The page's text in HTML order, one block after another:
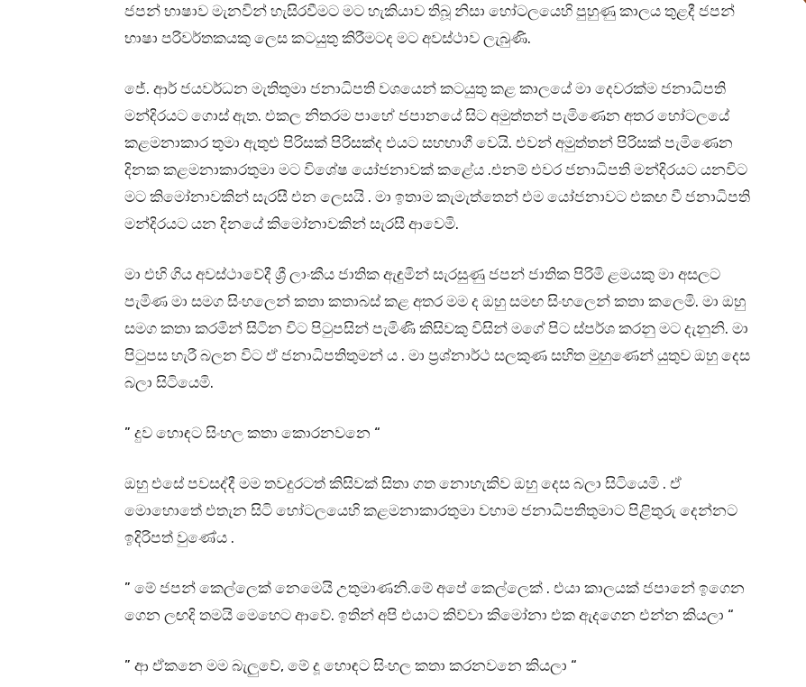
ජපන් භාෂාව මැනවින් හැසිරවීමට මට හැකියාව තිබූ නිසා හෝටලයෙහි පුහුණු කාලය තුළදී ජපන්
භාෂා පරිවර්තකයකු ලෙස කටයුතු කිරීමටද මට අවස්ථාව ලැබුණි.
ජේ. ආර් ජයවර්ධන මැතිතුමා ජනාධිපති වශයෙන් කටයුතු කළ කාලයේ මා දෙවරක්ම ජනාධිපති
මන්දිරයට ගොස් ඇත. එකල නිතරම පාහේ ජපානයේ සිට අමුත්තන් පැමිණෙන අතර හෝටලයේ
කළමනාකාර තුමා ඇතුළු පිරිසක් පිරිසක්ද එයට සහභාගී වෙයි. එවන් අමුත්තන් පිරිසක් පැමිණෙන
දිනක කළමනාකාරතුමා මට විශේෂ යෝජනාවක් කළේය .එනම් එවර ජනාධිපති මන්දිරයට යනවිට
මට කිමෝනාවකින් සැරසී එන ලෙසයි . මා ඉතාම කැමැත්තෙන් එම යෝජනාවට එකඟ වී ජනාධිපති
මන්දිරයට යන දිනයේ කිමෝනාවකින් සැරසී ආවෙමි.
මා එහි ගිය අවස්ථාවේදී ශ්‍රී ලාංකීය ජාතික ඇඳුමින් සැරසුණු ජපන් ජාතික පිරිමි ළමයකු මා අසලට
පැමිණ මා සමග සිංහලෙන් කතා කතාබස් කළ අතර මම ද ඔහු සමඟ සිංහලෙන් කතා කලෙමි. මා ඔහු
සමග කතා කරමින් සිටින විට පිටුපසින් පැමිණි කිසිවකු විසින් මගේ පිට ස්පර්ශ කරනු මට දැනුනි. මා
පිටුපස හැරී බලන විට ඒ ජනාධිපතිතුමන් ය . මා ප්‍රශ්නාර්ථ සලකුණ සහිත මුහුණෙන් යුතුව ඔහු දෙස
බලා සිටියෙමි.
” දුව හොඳට සිංහල කතා කොරනවනෙ “
ඔහු එසේ පවසද්දී මම තවදුරටත් කිසිවක් සිතා ගත නොහැකිව ඔහු දෙස බලා සිටියෙමි . ඒ
මොහොතේ එතැන සිටි හෝටලයෙහි කළමනාකාරතුමා වහාම ජනාධිපතිතුමාට පිළිතුරු දෙන්නට
ඉදිරිපත් වුණේය .
” මේ ජපන් කෙල්ලෙක් නෙමෙයි උතුමාණනි.මේ අපේ කෙල්ලෙක් . එයා කාලයක් ජපානේ ඉගෙන
ගෙන ලඟදි තමයි මෙහෙට ආවේ. ඉතින් අපි එයාට කිව්වා කිමෝනා එක ඇදගෙන එන්න කියලා “
” ආ ඒකනෙ මම බැලුවේ, මේ දූ හොඳට සිංහල කතා කරනවනෙ කියලා “